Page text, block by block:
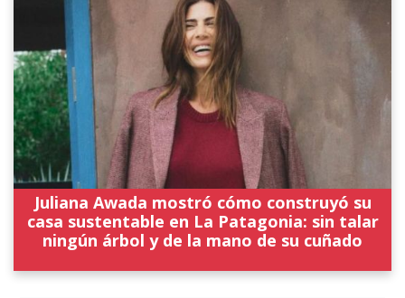
Juliana Awada mostró cómo construyó su
casa sustentable en La Patagonia: sin talar
ningún árbol y de la mano de su cuñado